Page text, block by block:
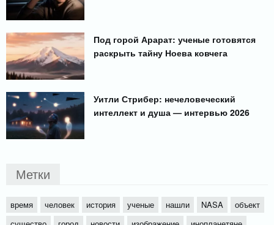
Под горой Арарат: ученые готовятся
раскрыть тайну Ноева ковчега
Уитли Стрибер: нечеловеческий
интеллект и душа — интервью 2026
Метки
время человек история ученые нашли NASA
объект